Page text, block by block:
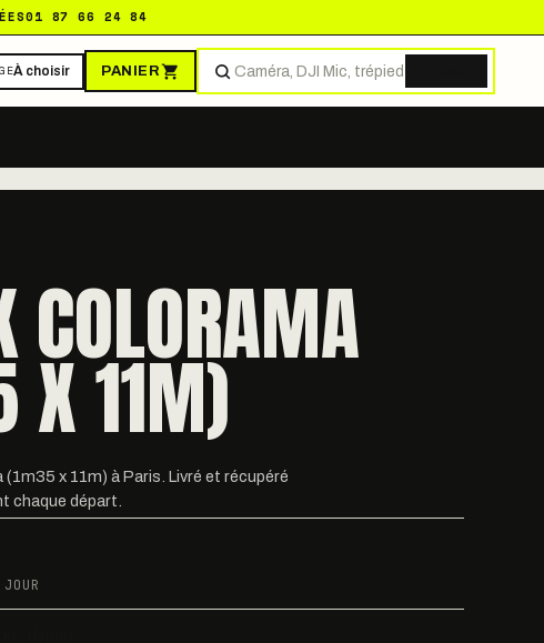
01 87 66 24 84
À choisir PANIER
COLORAMA
X 11M)
x 11m) à Paris. Livré et récupéré
chaque départ.